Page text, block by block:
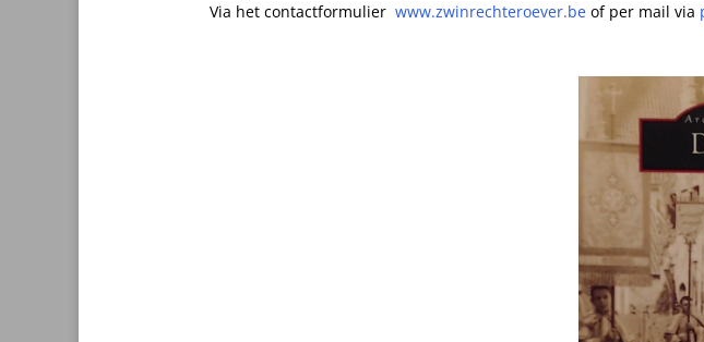
Via het contactformulier www.zwinrechteroever.be of per mail via